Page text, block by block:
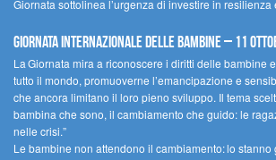
Giornata sottolinea l’urgenza di investire in resilienza
Giornata internazionale delle bambine – 11
La Giornata mira a riconoscere i diritti delle bambine
tutto il mondo, promuoverne l’emancipazione e
che ancora limitano il loro pieno sviluppo. Il tema
bambina che sono, il cambiamento che guido: le
nelle crisi.”
Le bambine non attendono il cambiamento: lo stanno